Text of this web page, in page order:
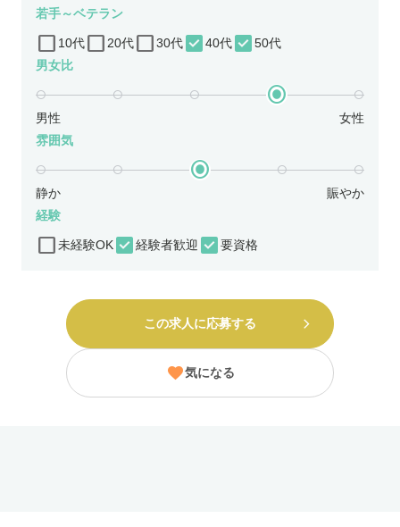
若手～ベテラン
10代 20代 30代 40代
50代
男女比
男性
女性
雰囲気
静か
賑やか
経験
未経験OK 経験者歓迎 要資格
この求人に応募する
気になる